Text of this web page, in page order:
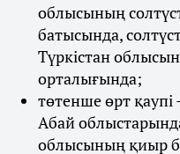
облысының
батысында,
Түркістан
орталығында;
төтенше өрт
Абай
облысының қиыр